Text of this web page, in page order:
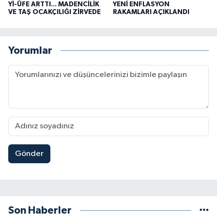
Yİ-ÜFE ARTTI... MADENCİLİK
VE TAŞ OCAKÇILIĞI ZİRVEDE
YENİ ENFLASYON
RAKAMLARI AÇIKLANDI
Yorumlar
Gönder
Son Haberler